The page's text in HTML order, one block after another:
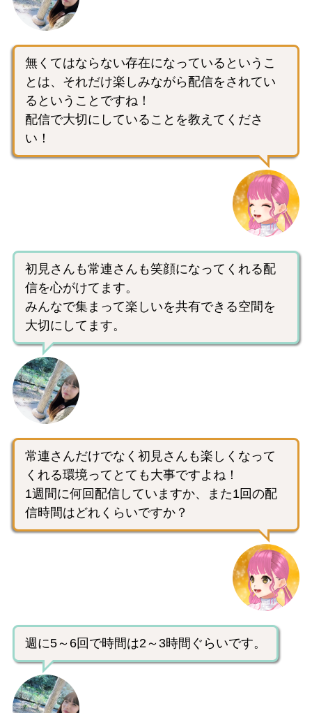
無くてはならない存在になっているというこ
とは、それだけ楽しみながら配信をされてい
るということですね！
配信で大切にしていることを教えてくださ
い！
初見さんも常連さんも笑顔になってくれる配
信を心がけてます。
みんなで集まって楽しいを共有できる空間を
大切にしてます。
常連さんだけでなく初見さんも楽しくなって
くれる環境ってとても大事ですよね！
1週間に何回配信していますか、また1回の配
信時間はどれくらいですか？
週に5～6回で時間は2～3時間ぐらいです。